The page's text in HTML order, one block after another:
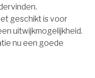
geschikt is voor
uitwijkmogelijkheid.
nu een goede